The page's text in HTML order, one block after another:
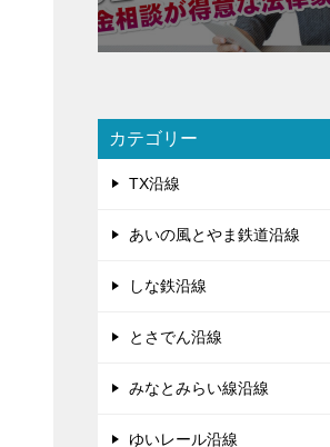
カテゴリー
TX沿線
あいの風とやま鉄道沿線
しな鉄沿線
とさでん沿線
みなとみらい線沿線
ゆいレール沿線